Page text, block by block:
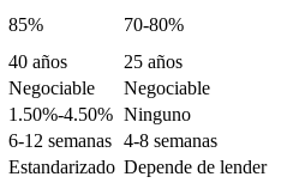
85%
70-80%
40 años
25 años
Negociable
Negociable
1.50%-4.50% Ninguno
6-12 semanas 4-8 semanas
Estandarizado Depende de lender